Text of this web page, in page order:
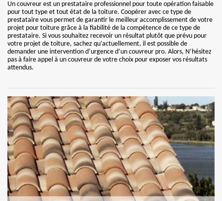
Un couvreur est un prestataire professionnel pour toute opération faisable
pour tout type et tout état de la toiture. Coopérer avec ce type de
prestataire vous permet de garantir le meilleur accomplissement de votre
projet pour toiture grâce à la fiabilité de la compétence de ce type de
prestataire. Si vous souhaitez recevoir un résultat plutôt que prévu pour
votre projet de toiture, sachez qu’actuellement, il est possible de
demander une intervention d’urgence d’un couvreur pro. Alors, N’hésitez
pas à faire appel à un couvreur de votre choix pour exposer vos résultats
attendus.